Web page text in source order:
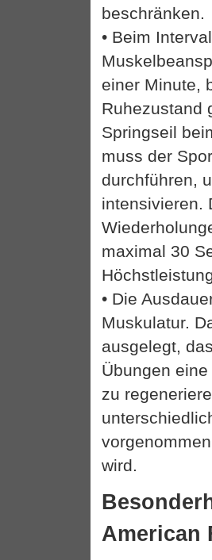
beschränken.
• Beim
einer Minute,
Ruhezustand
Springseil
muss der
durchführen,
intensivieren.
maximal 30
• Die
Muskulatur.
ausgelegt,
Übungen
zu
wird.
American